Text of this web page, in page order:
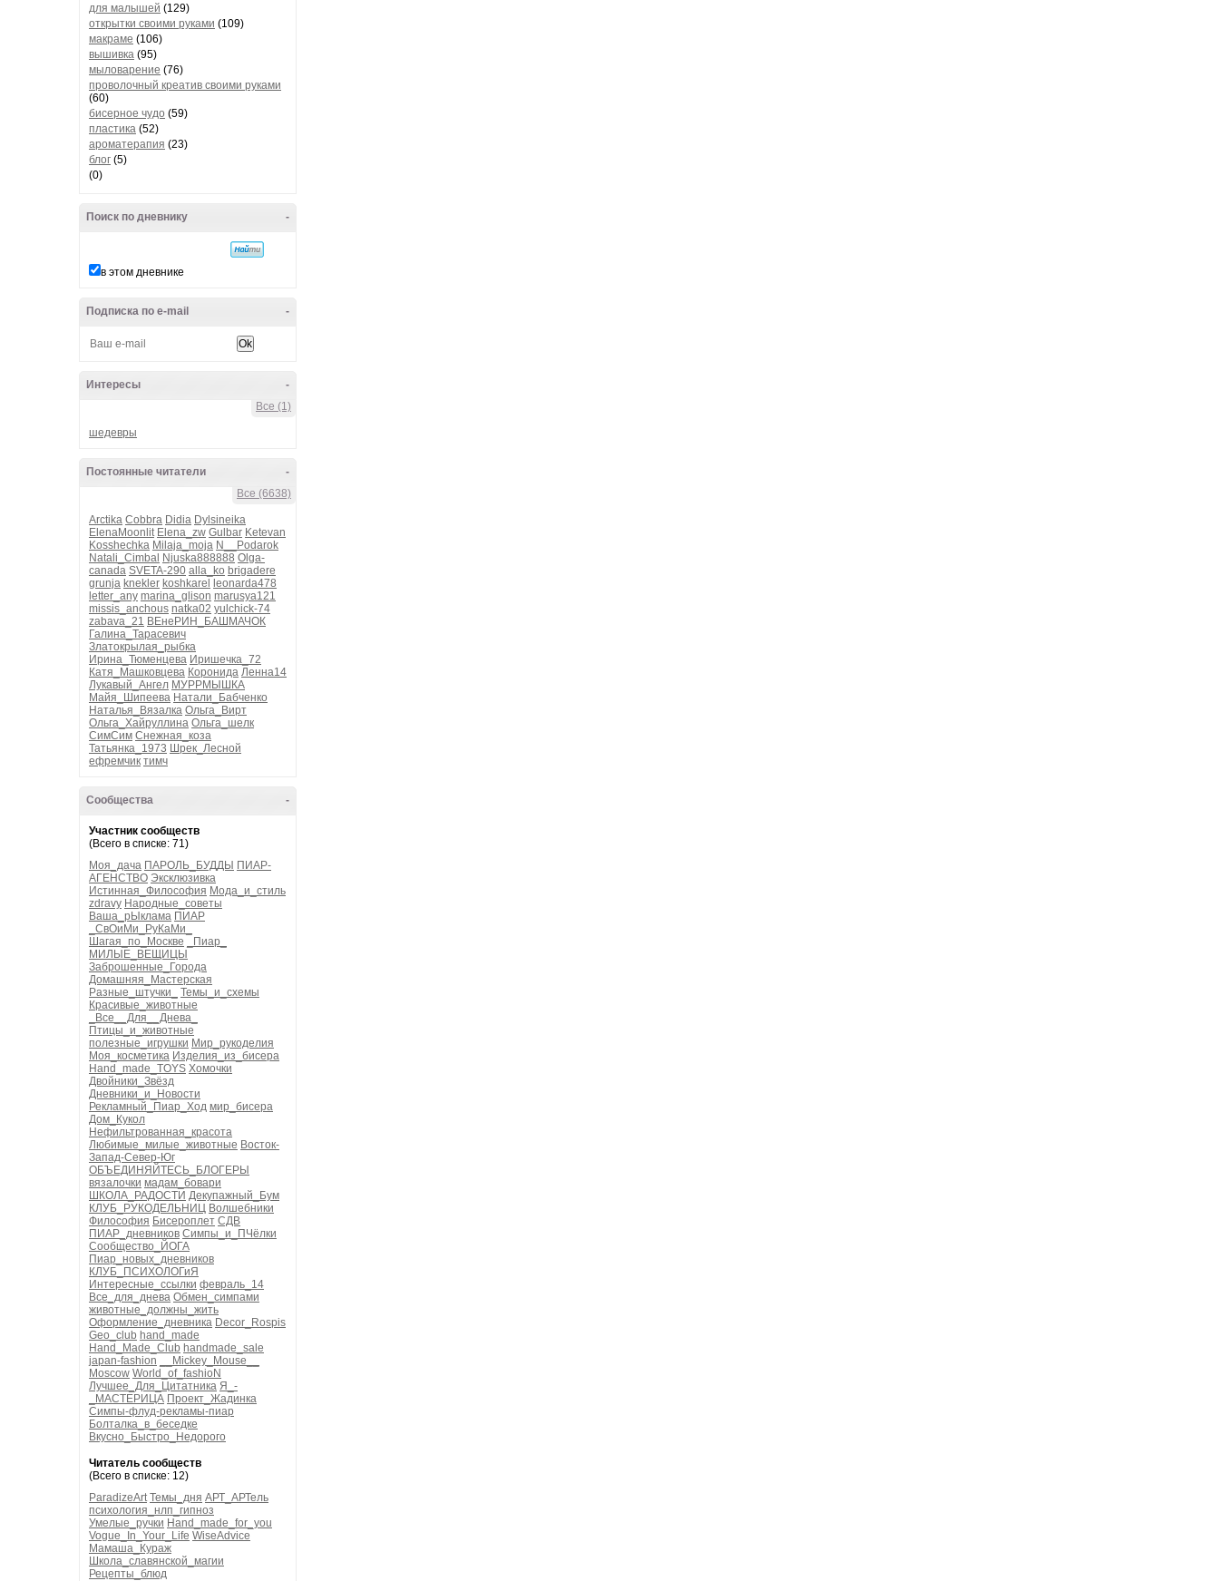
для малышей (129)
открытки своими руками (109)
макраме (106)
вышивка (95)
мыловарение (76)
проволочный креатив своими руками
(60)
бисерное чудо (59)
пластика (52)
ароматерапия (23)
блог (5)
(0)
-
Поиск по дневнику
в этом дневнике
-
Подписка по e-mail
-
Интересы
Все (1)
шедевры
-
Постоянные читатели
Все (6638)
Arctika Cobbra Didia Dylsineika
ElenaMoonlit Elena_zw Gulbar Ketevan
Kosshechka Milaja_moja N__Podarok
Natali_Cimbal Njuska888888 Olga-
canada SVETA-290 alla_ko brigadere
grunja knekler koshkarel
leonarda478
letter_any marina_glison marusya121
missis_anchous natka02 yulchick-74
zabava_21 ВЕнеРИН_БАШМАЧОК
Галина_Тарасевич
Златокрылая_рыбка
Ирина_Тюменцева Иришечка_72
Катя_Машковцева Коронида Ленна14
Лукавый_Ангел МУРРМЫШКА
Майя_Шипеева Натали_Бабченко
Наталья_Вязалка Ольга_Вирт
Ольга_Хайруллина Ольга_шелк
СимСим Снежная_коза
Татьянка_1973 Шрек_Лесной
ефремчик тимч
-
Сообщества
Участник сообществ
(Всего в списке: 71)
Моя_дача ПАРОЛЬ_БУДДЫ ПИАР-
АГЕНСТВО Эксклюзивка
Истинная_Философия Мода_и_стиль
zdravy Народные_советы
Ваша_рЫклама ПИАР
_СвОиМи_РуКаМи_
Шагая_по_Москве
_Пиар_
МИЛЫЕ_ВЕЩИЦЫ
Заброшенные_Города
Домашняя_Мастерская
Разные_штучки_
Темы_и_схемы
Красивые_животные
_Все__Для__Днева_
Птицы_и_животные
полезные_игрушки Мир_рукоделия
Моя_косметика Изделия_из_бисера
Hand_made_TOYS Хомочки
Двойники_Звёзд
Дневники_и_Новости
Рекламный_Пиар_Ход мир_бисера
Дом_Кукол
Нефильтрованная_красота
Любимые_милые_животные Восток-
Запад-Север-Юг
ОБЪЕДИНЯЙТЕСЬ_БЛОГЕРЫ
вязалочки мадам_бовари
ШКОЛА_РАДОСТИ Декупажный_Бум
КЛУБ_РУКОДЕЛЬНИЦ Волшебники
Философия Бисероплет СДВ
ПИАР_дневников Симпы_и_ПЧёлки
Сообщество_ЙОГА
Пиар_новых_дневников
КЛУБ_ПСИХОЛОГиЯ
Интересные_ссылки февраль_14
Все_для_днева Обмен_симпами
животные_должны_жить
Оформление_дневника Decor_Rospis
Geo_club hand_made
Hand_Made_Club handmade_sale
japan-fashion
__Mickey_Mouse__
Moscow World_of_fashioN
Лучшее_Для_Цитатника Я_-
_МАСТЕРИЦА Проект_Жадинка
Симпы-флуд-рекламы-пиар
Болталка_в_беседке
Вкусно_Быстро_Недорого
Читатель сообществ
(Всего в списке: 12)
ParadizeArt Темы_дня АРТ_АРТель
психология_нлп_гипноз
Умелые_ручки Hand_made_for_you
Vogue_In_Your_Life WiseAdvice
Мамаша_Кураж
Школа_славянской_магии
Рецепты_блюд